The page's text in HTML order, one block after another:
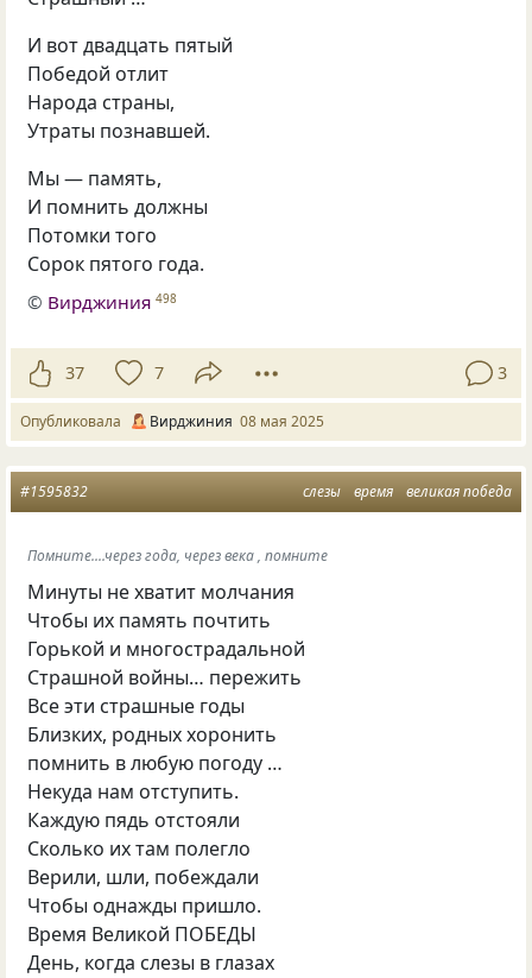
И вот двадцать пятый
Победой отлит
Народа страны,
Утраты познавшей.
Мы — память,
И помнить должны
Потомки того
Сорок пятого года.
© Вирджиния 498
37 7 3
Опубликовала Вирджиния 08 мая 2025
слезы время великая победа
#1595832
Помните....через года, через века , помните
Минуты не хватит молчания
Чтобы их память почтить
Горькой и многострадальной
Страшной войны… пережить
Все эти страшные годы
Близких, родных хоронить
помнить в любую погоду …
Некуда нам отступить.
Каждую пядь отстояли
Сколько их там полегло
Верили, шли, побеждали
Чтобы однажды пришло.
Время Великой ПОБЕДЫ
День, когда слезы в глазах